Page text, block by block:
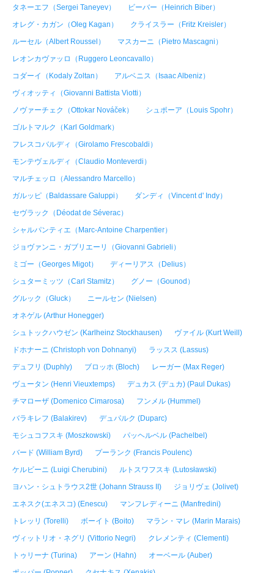
タネーエフ（Sergei Taneyev）
ビーバー（Heinrich Biber）
オレグ・カガン（Oleg Kagan）
クライスラー（Fritz Kreisler）
ルーセル（Albert Roussel）
マスカーニ（Pietro Mascagni）
レオンカヴァッロ（Ruggero Leoncavallo）
コダーイ（Kodaly Zoltan）
アルベニス（Isaac Albeniz）
ヴィオッティ（Giovanni Battista Viotti）
ノヴァーチェク（Ottokar Nováček）
シュポーア（Louis Spohr）
ゴルトマルク（Karl Goldmark）
フレスコバルディ（Girolamo Frescobaldi）
モンテヴェルディ（Claudio Monteverdi）
マルチェッロ（Alessandro Marcello）
ガルッピ（Baldassare Galuppi）
ダンディ（Vincent d' Indy）
セヴラック（Déodat de Séverac）
シャルパンティエ（Marc-Antoine Charpentier）
ジョヴァンニ・ガブリエーリ（Giovanni Gabrieli）
ミゴー（Georges Migot）
ディーリアス（Delius）
シュターミッツ（Carl Stamitz）
グノー（Gounod）
グルック（Gluck）
ニールセン (Nielsen)
オネゲル (Arthur Honegger)
シュトックハウゼン (Karlheinz Stockhausen)
ヴァイル (Kurt Weill)
ドホナーニ (Christoph von Dohnanyi)
ラッスス (Lassus)
デュフリ (Duphly)
ブロッホ (Bloch)
レーガー (Max Reger)
ヴュータン (Henri Vieuxtemps)
デュカス (デュカ) (Paul Dukas)
チマローザ (Domenico Cimarosa)
フンメル (Hummel)
バラキレフ (Balakirev)
デュパルク (Duparc)
モシュコフスキ (Moszkowski)
パッヘルベル (Pachelbel)
バード (William Byrd)
プーランク (Francis Poulenc)
ケルビーニ (Luigi Cherubini)
ルトスワフスキ (Lutosławski)
ヨハン・シュトラウス2世 (Johann Strauss II)
ジョリヴェ (Jolivet)
エネスク(エネスコ) (Enescu)
マンフレディーニ (Manfredini)
トレッリ (Torelli)
ボーイト (Boito)
マラン・マレ (Marin Marais)
ヴィットリオ・ネグリ (Vittorio Negri)
クレメンティ (Clementi)
トゥリーナ (Turina)
アーン (Hahn)
オーベール (Auber)